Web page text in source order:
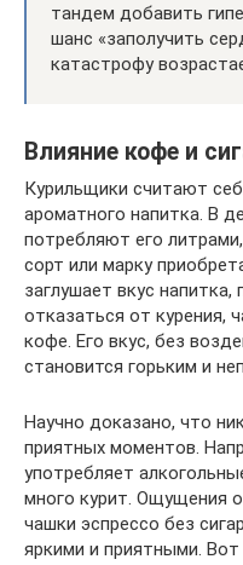
тандем добавить
шанс «заполучить
катастрофу
Влияние кофе и
Курильщики считают
ароматного напитка. В
потребляют его
сорт или марку
заглушает вкус
отказаться от курения,
кофе. Его вкус, без
становится горьким и
Научно доказано, что
приятных моментов.
употребляет
много курит. Ощущения
чашки эспрессо без
яркими и приятными.